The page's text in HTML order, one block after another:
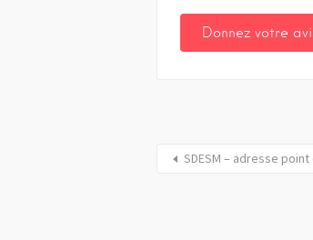
SDESM – adresse